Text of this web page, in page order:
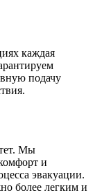
каждая
подачу
Мы
и
эвакуации.
более легким и